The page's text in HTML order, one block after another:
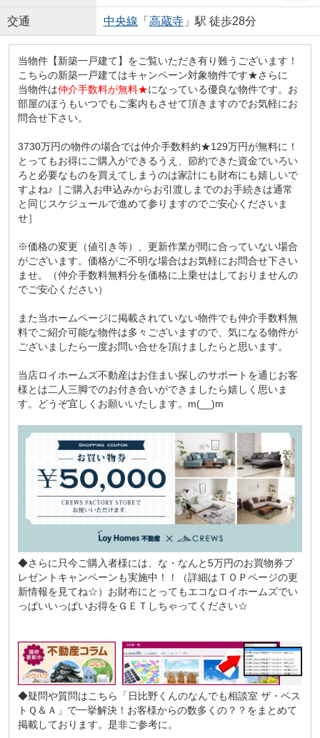
交通 中央線 「 高蔵寺」駅 徒歩28分
当物件【新築一戸建て】をご覧いただき有り難うございます！
こちらの新築一戸建てはキャンペーン対象物件です★さらに
当物件は仲介手数料が無料★になっている優良な物件です。お
部屋のほうもいつでもご案内もさせて頂きますのでお気軽にお
問合せ下さい。
3730万円の物件の場合では仲介手数料約★129万円が無料に！
とってもお得にご購入ができるうえ、節約できた資金でいろい
ろと必要なものを買えてしまうのは家計にも財布にも嬉しいで
すよね♪［ご購入お申込みからお引渡しまでのお手続きは通常
と同じスケジュールで進めて参りますのでご安心くださいま
せ］
※価格の変更（値引き等）、更新作業が間に合っていない場合
がございます。価格がご不明な場合はお気軽にお問合せ下さい
ませ。（仲介手数料無料分を価格に上乗せはしておりませんの
でご安心ください）
また当ホームページに掲載されていない物件でも仲介手数料無
料でご紹介可能な物件は多々ございますので、気になる物件が
ございましたら一度お問い合せを頂けましたらと思います。
当店ロイホームズ不動産はお住まい探しのサポートを通じお客
様とは二人三脚でのお付き合いができましたら嬉しく思いま
す。どうぞ宜しくお願いいたします。m(__)m
◆さらに只今ご購入者様には、な・なんと5万円のお買物券プ
レゼントキャンペーンも実施中！！（詳細はＴＯＰページの更
新情報を見てね☆）お財布にとってもエコなロイホームズでい
っぱいいっぱいお得をＧＥＴしちゃってください☆
◆疑問や質問はこちら
「日比野くんのなんでも相談室 ザ・ベス
トＱ＆Ａ」 で一挙解決！お客様からの数多くの？？をまとめて
掲載しております。是非ご参考に。